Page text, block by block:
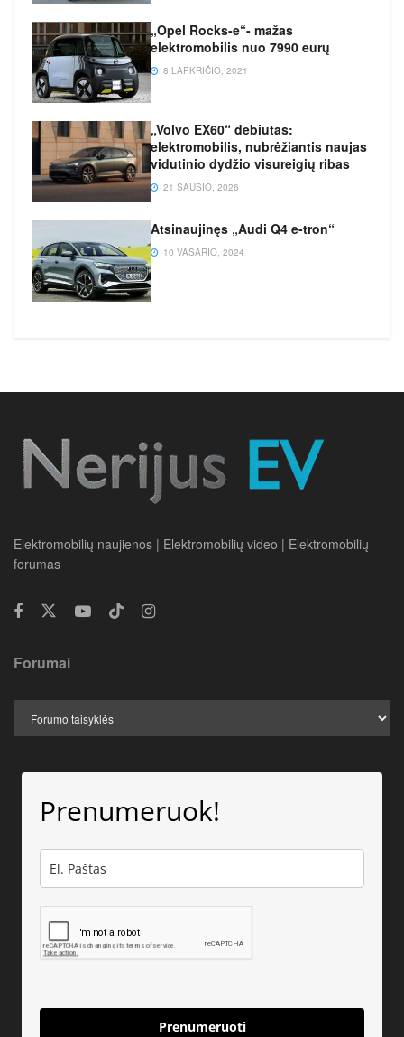
„Opel Rocks-e“- mažas
elektromobilis nuo 7990 eurų
8 LAPKRIČIO, 2021
„Volvo EX60“ debiutas:
elektromobilis, nubrėžiantis naujas
vidutinio dydžio visureigių ribas
21 SAUSIO, 2026
Atsinaujinęs „Audi Q4 e-tron“
10 VASARIO, 2024
Elektromobilių naujienos | Elektromobilių video | Elektromobilių
forumas
Forumai
Prenumeruok!
Prenumeruoti